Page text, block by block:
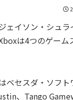
ェイソン・シュラ
は4つのゲーム
ベセスダ・ソフ
、Tango